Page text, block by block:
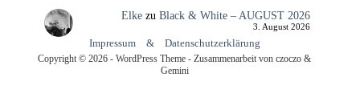
Elkezu Black & White – AUGUST 2026
3. August 2026
Impressum & Datenschutzerklärung
Copyright © 2026 - WordPress Theme - Zusammenarbeit von czoczo &
Gemini